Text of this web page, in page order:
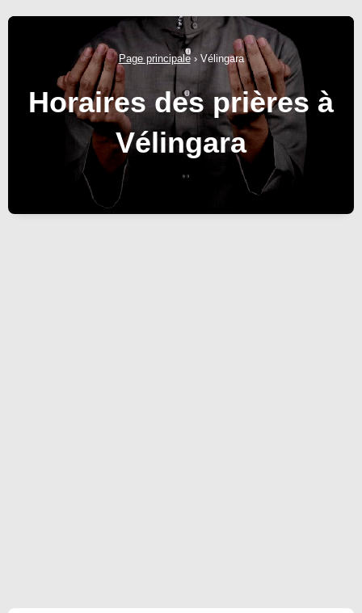
Page principale› Vélingara
Horaires des prières à
Vélingara